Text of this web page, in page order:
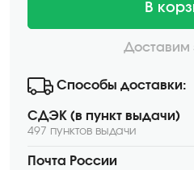
В
Доставим
Способы доставки:
СДЭК (в пункт выдачи)
497 пунктов выдачи
Почта России